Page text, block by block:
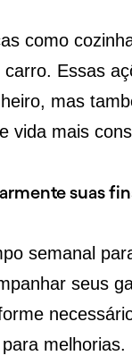
como
Essas
, mas
vida mais
suas
semanal
seus
melhorias.